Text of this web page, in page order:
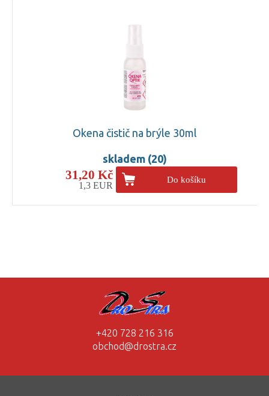
Okena čistič na brýle 30ml
skladem (20)
31,20 Kč
1,3 EUR
Do košíku
+420 728 216 316
obchod@drostra.cz